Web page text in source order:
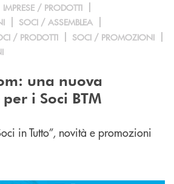
IMPRESE / PRODOTTI
SOCI / ASSEMBLEA
/ PRODOTTI
SOCI / PROMOZIONI
una nuova
i Soci BTM
in Tutto”, novità e promozioni